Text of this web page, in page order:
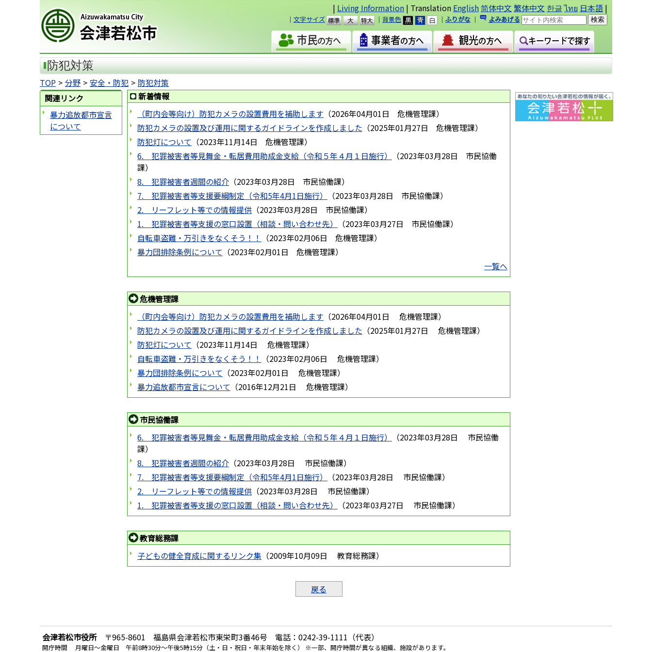
| Living Information | Translation English简体中文 繁体中文 한글 ไทย 日本語 |
｜ 文字サイズ
準
大
｜ 背景色 ｜ ふりがな ｜ よみあげる
会津若松市
防犯対策
TOP 分野 安全・防犯
防犯対策
新着情報
（町内会等向け）防犯カメラの設置費用を補助します （2026年04月01日 危機管理課）
防犯カメラの設置及び運用に関するガイドラインを作成しました （2025年01月27日 危機管理課）
防犯灯について （2023年11月14日 危機管理課）
6. 犯罪被害者等見舞金・転居費用助成金支給（令和５年４月１日施行）
（2023年03月28日
市民協働
課）
8. 犯罪被害者週間の紹介 （2023年03月28日 市民協働課）
7. 犯罪被害者等支援要綱制定（令和5年4月1日施行）
（2023年03月28日 市民協働課）
2. リーフレット等での情報提供 （2023年03月28日 市民協働課）
1. 犯罪被害者等支援の窓口設置（相談・問い合わせ先）
（2023年03月27日 市民協働課）
自転車盗難・万引きをなくそう！！
（2023年02月06日 危機管理課）
暴力団排除条例について （2023年02月01日 危機管理課）
一覧へ
危機管理課
（町内会等向け）防犯カメラの設置費用を補助します （2026年04月01日 危機管理課）
防犯カメラの設置及び運用に関するガイドラインを作成しました （2025年01月27日 危機管理課）
防犯灯について （2023年11月14日 危機管理課）
自転車盗難・万引きをなくそう！！
（2023年02月06日 危機管理課）
暴力団排除条例について （2023年02月01日 危機管理課）
暴力追放都市宣言について （2016年12月21日 危機管理課）
市民協働課
6. 犯罪被害者等見舞金・転居費用助成金支給（令和５年４月１日施行）
（2023年03月28日
市民協働
課）
8. 犯罪被害者週間の紹介 （2023年03月28日 市民協働課）
7. 犯罪被害者等支援要綱制定（令和5年4月1日施行）
（2023年03月28日 市民協働課）
2. リーフレット等での情報提供 （2023年03月28日 市民協働課）
1. 犯罪被害者等支援の窓口設置（相談・問い合わせ先）
（2023年03月27日 市民協働課）
教育総務課
子どもの健全育成に関するリンク集 （2009年10月09日 教育総務課）
戻る
関連リンク
暴力追放都市宣言
について
会津若松市役所〒965-8601 福島県会津若松市東栄町3番46号 電話：0242-39-1111（代表）
開庁時間 月曜日～金曜日 午前8時30分～午後5時15分（土・日・祝日・年末年始を除く） ※一部、開庁時間が異なる組織、施設があります。